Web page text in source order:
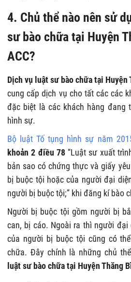
4. Chủ thể nào nên sử
sư bào chữa tại Huyện
ACC?
Dịch vụ luật sư bào chữa tại Huyện
cung cấp dịch vụ cho tất các các
đặc biệt là các khách hàng đang
hình sự.
Bộ luật Tố tụng hình sự năm
khoản 2 điều 78 “Luật sư xuất
bản sao có chứng thực và giấy
bị buộc tội hoặc của người đại
người bị buộc tội;” khi đăng kí bào
Người bị buộc tội gồm người bị
can, bị cáo. Ngoài ra thì người đại
của người bị buộc tội cũng có
chữa. Đây chính là những chủ
luật sư bào chữa tại Huyện Thăng